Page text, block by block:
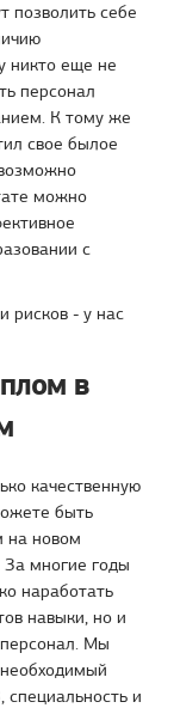
позволить себе
никто еще не
персонал
К тому же
свое былое
можно
с
рисков - у нас
в
качественную
быть
на новом
многие годы
наработать
навыки, но и
Мы
и